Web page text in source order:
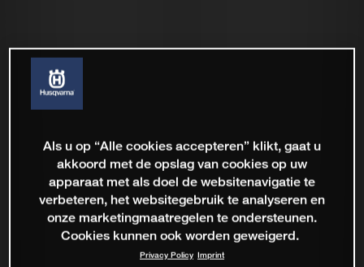
Als u op “Alle cookies accepteren” klikt, gaat u
akkoord met de opslag van cookies op uw
apparaat met als doel de websitenavigatie te
verbeteren, het websitegebruik te analyseren en
onze marketingmaatregelen te ondersteunen.
Cookies kunnen ook worden geweigerd.
Privacy Policy Imprint